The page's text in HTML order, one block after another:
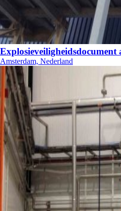
Explosieveiligheidsdocument
Amsterdam, Nederland